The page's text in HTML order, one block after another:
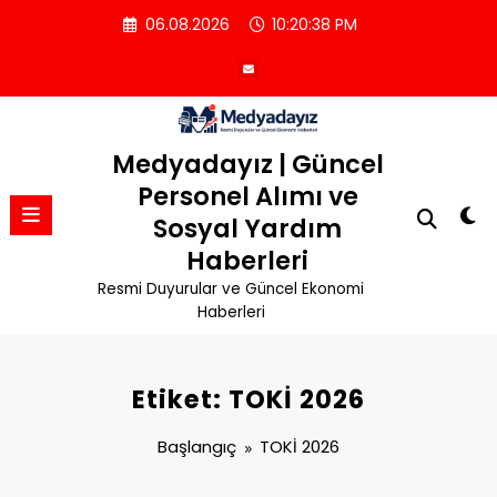
06.08.2026 10:20:39 PM
Medyadayız | Güncel
Personel Alımı ve
Sosyal Yardım
Haberleri
Resmi Duyurular ve Güncel Ekonomi
Haberleri
Etiket: TOKİ 2026
Başlangıç TOKİ 2026